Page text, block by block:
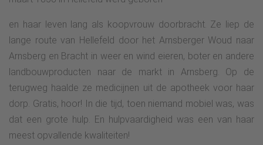
en haar leven lang als koopvrouw doorbracht. Ze liep de
lange route van Hellefeld door het Arnsberger Woud naar
Arnsberg en Bracht in weer en wind eieren, boter en andere
landbouwproducten naar de markt in Arnsberg. Op de
terugweg haalde ze medicijnen uit de apotheek voor haar
dorp. Gratis, hoor! In die tijd, toen niemand mobiel was, was
dat een grote hulp. En hulpvaardigheid was een van haar
meest opvallende kwaliteiten!